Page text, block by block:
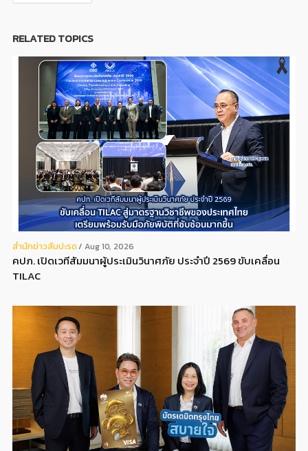
RELATED TOPICS
สํานักข่าวสับปะรด Aug 10, 2026
คปภ. เปิดเวทีสัมมนาผู้ประเมินวินาศภัย ประจำปี 2569 ขับเคลื่อน
TILAC